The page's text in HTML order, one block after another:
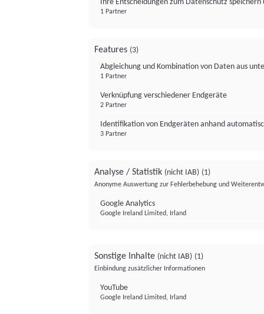
Ihre Entscheidungen zum Datenschutz
1 Partner
Features (3)
Abgleichung und Kombination von Daten aus
1 Partner
Verknüpfung verschiedener Endgeräte
2 Partner
Identifikation von Endgeräten anhand
3 Partner
Analyse / Statistik (nicht IAB) (1)
Anonyme Auswertung zur Fehlerbehebung und
Google Analytics
Google Ireland Limited, Irland
Sonstige Inhalte (nicht IAB) (1)
Einbindung zusätzlicher Informationen
YouTube
Google Ireland Limited, Irland